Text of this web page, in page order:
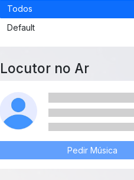
Todos
Default
Locutor no Ar
Pedir Música